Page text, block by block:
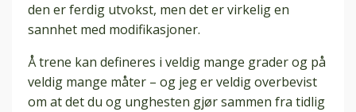
den er ferdig utvokst, men det er virkelig en
sannhet med modifikasjoner.
Å trene kan defineres i veldig mange grader og på
veldig mange måter – og jeg er veldig overbevist
om at det du og unghesten gjør sammen fra tidlig